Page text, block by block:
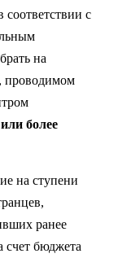
с
на
проводимом
более
на ступени
ранее
счет бюджета